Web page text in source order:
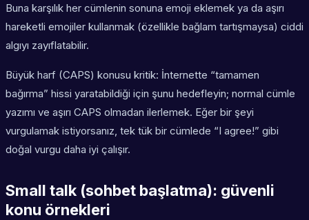
Buna karşılık her cümlenin sonuna emoji eklemek ya da aşırı
hareketli emojiler kullanmak (özellikle bağlam tartışmaysa) ciddi
algıyı zayıflatabilir.
Büyük harf (CAPS) konusu kritik: İnternette “tamamen
bağırma” hissi yaratabildiği için şunu hedefleyin; normal cümle
yazımı ve aşırı CAPS olmadan ilerlemek. Eğer bir şeyi
vurgulamak istiyorsanız, tek tük bir cümlede “I agree!” gibi
doğal vurgu daha iyi çalışır.
Small talk (sohbet başlatma): güvenli
konu örnekleri